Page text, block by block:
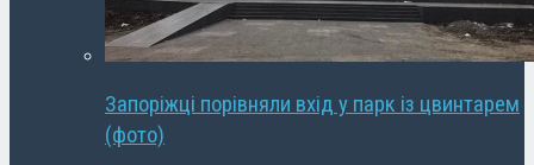
Запоріжці порівняли вхід у парк із цвинтарем
(фото)